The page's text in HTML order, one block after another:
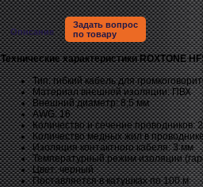
Описание
Задать вопрос
по товару
Технические характеристики ROXTONE
Тип: гибкий кабель для
Материал внешней изоляции: ПВХ
Внешний диаметр: 8,5 мм
AWG: 16
Количество и сечение проводников:
Количество медных жил в
Изоляция контактного кабеля: 3 мм
Температурный режим изоляции
Цвет: черный
Поставляется в катушках по 100 м